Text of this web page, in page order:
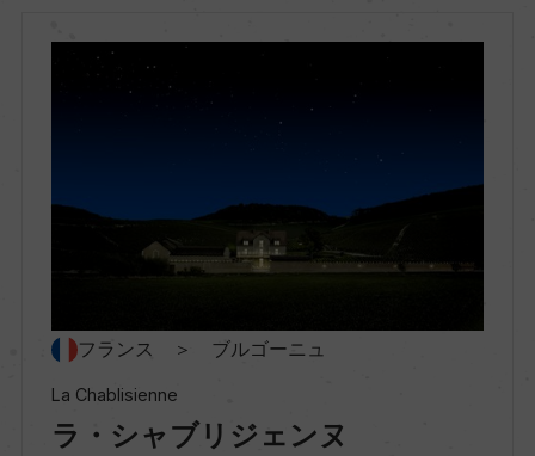
種類
スティルワイン
フランス ＞ ブルゴーニュ
La Chablisienne
ラ・シャブリジェンヌ